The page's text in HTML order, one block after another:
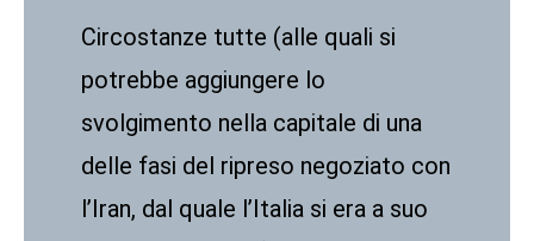
Circostanze tutte (alle quali si
potrebbe aggiungere lo
svolgimento nella capitale di una
delle fasi del ripreso negoziato con
l’Iran, dal quale l’Italia si era a suo